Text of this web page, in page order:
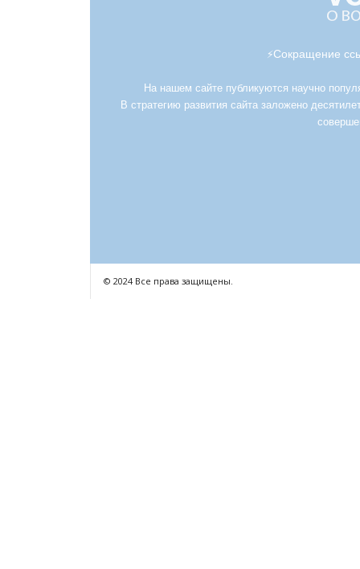
⚡Сокращение
На нашем сайте публикуются научно
В стратегию развития сайта заложено
© 2024 Все права защищены.